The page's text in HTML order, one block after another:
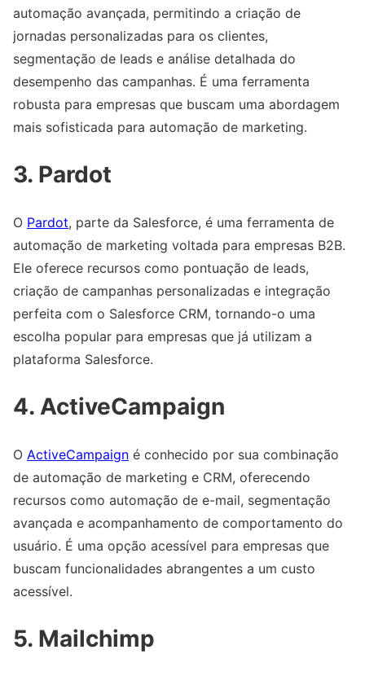
automação avançada, permitindo a criação de
jornadas personalizadas para os clientes,
segmentação de leads e análise detalhada do
desempenho das campanhas. É uma ferramenta
robusta para empresas que buscam uma abordagem
mais sofisticada para automação de marketing.
3. Pardot
O Pardot, parte da Salesforce, é uma ferramenta de
automação de marketing voltada para empresas B2B.
Ele oferece recursos como pontuação de leads,
criação de campanhas personalizadas e integração
perfeita com o Salesforce CRM, tornando-o uma
escolha popular para empresas que já utilizam a
plataforma Salesforce.
4. ActiveCampaign
O ActiveCampaign é conhecido por sua combinação
de automação de marketing e CRM, oferecendo
recursos como automação de e-mail, segmentação
avançada e acompanhamento de comportamento do
usuário. É uma opção acessível para empresas que
buscam funcionalidades abrangentes a um custo
acessível.
5. Mailchimp